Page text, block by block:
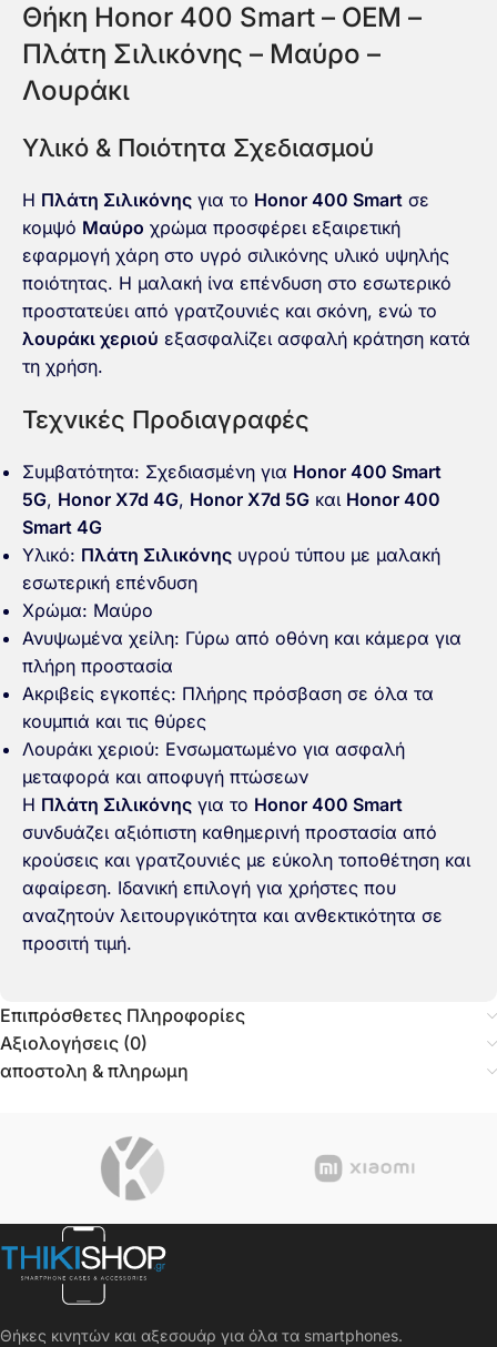
Θήκη Honor 400 Smart – OEM –
Πλάτη Σιλικόνης – Μαύρο –
Λουράκι
Υλικό & Ποιότητα Σχεδιασμού
Η Πλάτη Σιλικόνης για το Honor 400 Smart σε
κομψό Μαύρο χρώμα προσφέρει εξαιρετική
εφαρμογή χάρη στο υγρό σιλικόνης υλικό υψηλής
ποιότητας. Η μαλακή ίνα επένδυση στο εσωτερικό
προστατεύει από γρατζουνιές και σκόνη, ενώ το
λουράκι χεριού εξασφαλίζει ασφαλή κράτηση κατά
τη χρήση.
Τεχνικές Προδιαγραφές
Συμβατότητα: Σχεδιασμένη για Honor 400 Smart
5G, Honor X7d 4G, Honor X7d 5G και Honor 400
Smart 4G
Υλικό: Πλάτη Σιλικόνης υγρού τύπου με μαλακή
εσωτερική επένδυση
Χρώμα: Μαύρο
Ανυψωμένα χείλη: Γύρω από οθόνη και κάμερα για
πλήρη προστασία
Ακριβείς εγκοπές: Πλήρης πρόσβαση σε όλα τα
κουμπιά και τις θύρες
Λουράκι χεριού: Ενσωματωμένο για ασφαλή
μεταφορά και αποφυγή πτώσεων
Η Πλάτη Σιλικόνης για το Honor 400 Smart
συνδυάζει αξιόπιστη καθημερινή προστασία από
κρούσεις και γρατζουνιές με εύκολη τοποθέτηση και
αφαίρεση. Ιδανική επιλογή για χρήστες που
αναζητούν λειτουργικότητα και ανθεκτικότητα σε
προσιτή τιμή.
Επιπρόσθετες Πληροφορίες
Αξιολογήσεις (0)
αποστολη & πληρωμη
Θήκες κινητών και αξεσουάρ για όλα τα smartphones.